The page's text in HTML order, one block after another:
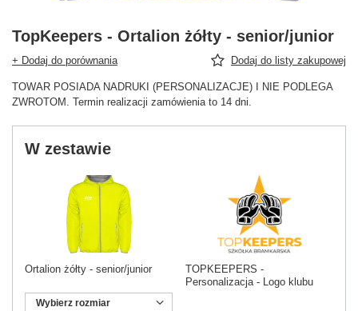
TopKeepers - Ortalion żółty - senior/junior
+ Dodaj do porównania Dodaj do listy zakupowej
TOWAR POSIADA NADRUKI (PERSONALIZACJE) I NIE PODLEGA
ZWROTOM. Termin realizacji zamówienia to 14 dni.
W zestawie
Ortalion żółty - senior/junior
Wybierz rozmiar
TOPKEEPERS -
Personalizacja - Logo klubu